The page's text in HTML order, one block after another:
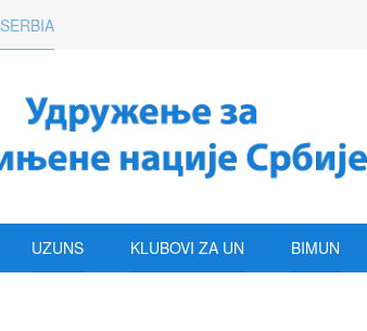
UZUNS KLUBOVI ZA UN BIMUN